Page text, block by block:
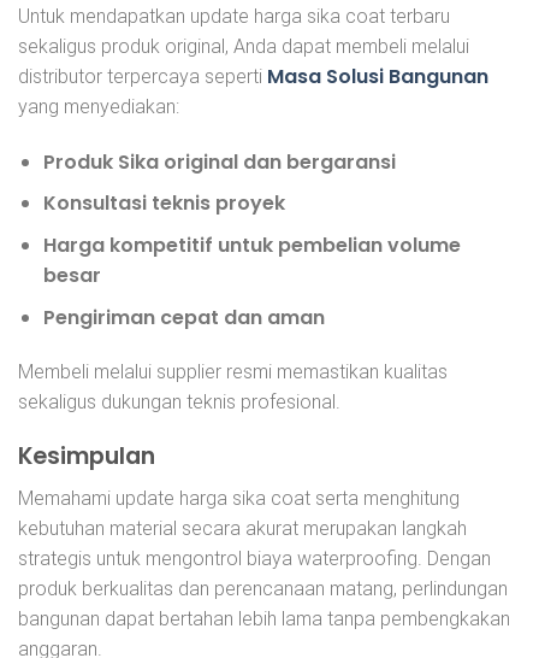
Untuk mendapatkan update harga sika coat terbaru
sekaligus produk original, Anda dapat membeli melalui
distributor terpercaya seperti Masa Solusi Bangunan
yang menyediakan:
Produk Sika original dan bergaransi
Konsultasi teknis proyek
Harga kompetitif untuk pembelian volume
besar
Pengiriman cepat dan aman
Membeli melalui supplier resmi memastikan kualitas
sekaligus dukungan teknis profesional.
Kesimpulan
Memahami update harga sika coat serta menghitung
kebutuhan material secara akurat merupakan langkah
strategis untuk mengontrol biaya waterproofing. Dengan
produk berkualitas dan perencanaan matang, perlindungan
bangunan dapat bertahan lebih lama tanpa pembengkakan
anggaran.